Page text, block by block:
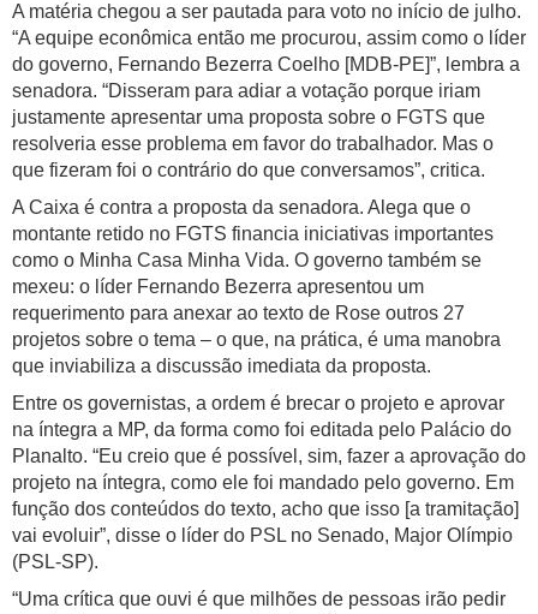
A matéria chegou a ser pautada para voto no início de julho.
“A equipe econômica então me procurou, assim como o líder
do governo, Fernando Bezerra Coelho [MDB-PE]”, lembra a
senadora. “Disseram para adiar a votação porque iriam
justamente apresentar uma proposta sobre o FGTS que
resolveria esse problema em favor do trabalhador. Mas o
que fizeram foi o contrário do que conversamos”, critica.
A Caixa é contra a proposta da senadora. Alega que o
montante retido no FGTS financia iniciativas importantes
como o Minha Casa Minha Vida. O governo também se
mexeu: o líder Fernando Bezerra apresentou um
requerimento para anexar ao texto de Rose outros 27
projetos sobre o tema – o que, na prática, é uma manobra
que inviabiliza a discussão imediata da proposta.
Entre os governistas, a ordem é brecar o projeto e aprovar
na íntegra a MP, da forma como foi editada pelo Palácio do
Planalto. “Eu creio que é possível, sim, fazer a aprovação do
projeto na íntegra, como ele foi mandado pelo governo. Em
função dos conteúdos do texto, acho que isso [a tramitação]
vai evoluir”, disse o líder do PSL no Senado, Major Olímpio
(PSL-SP).
“Uma crítica que ouvi é que milhões de pessoas irão pedir